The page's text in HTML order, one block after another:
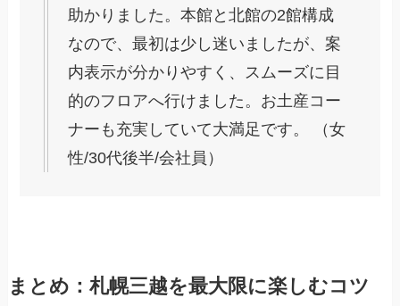
助かりました。本館と北館の2館構成
なので、最初は少し迷いましたが、案
内表示が分かりやすく、スムーズに目
的のフロアへ行けました。お土産コー
ナーも充実していて大満足です。 （女
性/30代後半/会社員）
まとめ：札幌三越を最大限に楽しむコツ